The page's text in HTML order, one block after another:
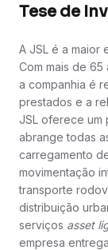
Tese de
A JSL é a maior
Com mais de 65
a companhia é
prestados e a
JSL oferece um
abrange todas
carregamento
movimentação
transporte
distribuição
serviços asset
empresa